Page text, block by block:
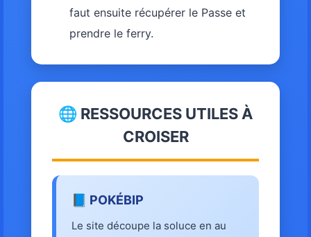
faut ensuite récupérer le Passe et
prendre le ferry.
🌐 RESSOURCES UTILES À
CROISER
📘 POKÉBIP
Le site découpe la soluce en au